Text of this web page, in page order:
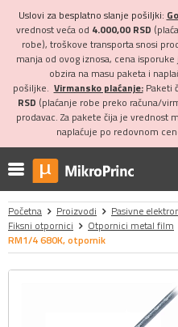
Uslovi za besplatno slanje pošiljki:
vrednost veća od 4.000,00 RSD
robe), troškove transporta snosi
manja od ovog iznosa, cena
obzira na masu paketa i
pošiljke. Virmansko plaćanje:Paketi
RSD (plaćanje robe preko računa/
prodavac. Za pakete čija je vrednost
naplaćuje po redovnom
Početna Proizvodi Pasivne
Fiksni otpornici
Otpornici metal film
RM1/4 680K, otpornik